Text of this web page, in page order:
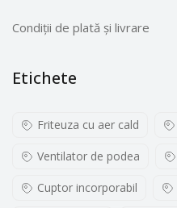
Condiții de plată și livrare
Etichete
Friteuza cu aer cald
Ventilator de podea
Cuptor incorporabil